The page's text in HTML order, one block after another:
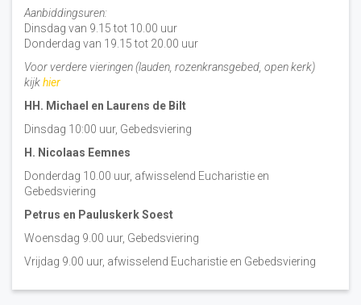
Aanbiddingsuren:
Dinsdag van 9.15 tot 10.00 uur
Donderdag van 19.15 tot 20.00 uur
Voor verdere vieringen (lauden, rozenkransgebed, open kerk)
kijkhier
HH. Michael en Laurens de Bilt
Dinsdag 10:00 uur, Gebedsviering
H. Nicolaas Eemnes
Donderdag 10.00 uur, afwisselend Eucharistie en
Gebedsviering
Petrus en Pauluskerk Soest
Woensdag 9.00 uur, Gebedsviering
Vrijdag 9.00 uur, afwisselend Eucharistie en Gebedsviering